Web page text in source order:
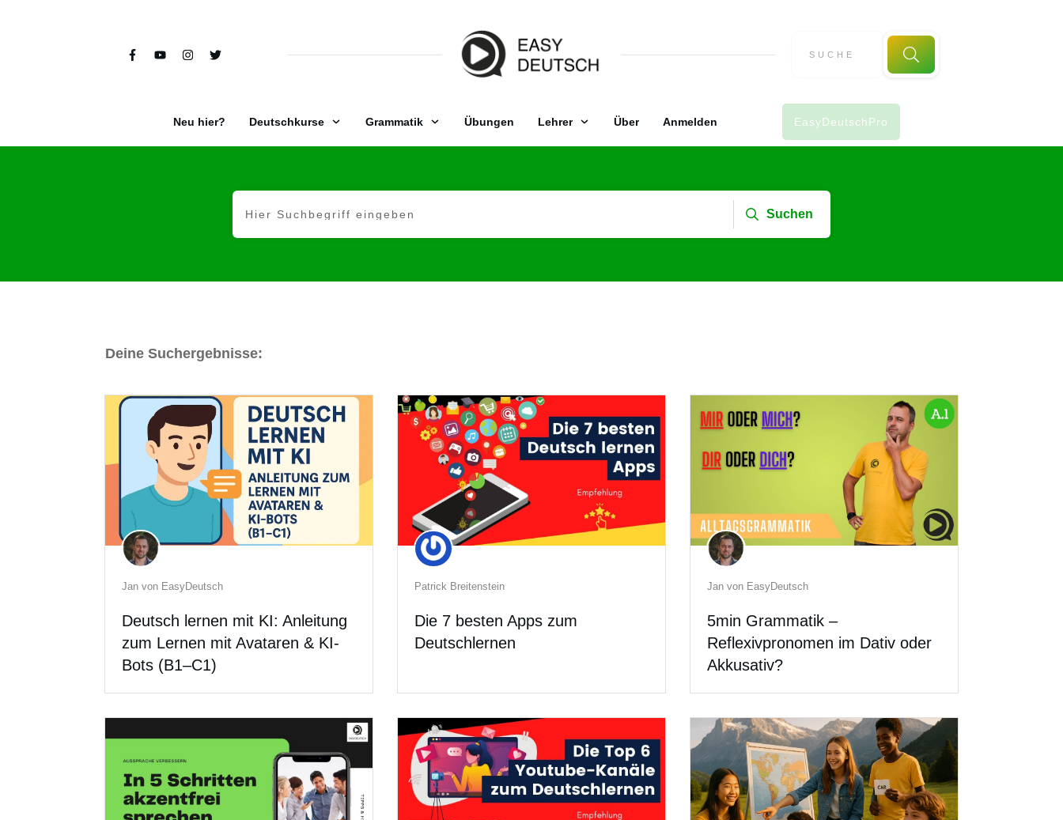
Neu hier? Deutschkurse Grammatik Übungen Lehrer Über Anmelden EasyDeutschPro
Suchen
Deine Suchergebnisse:
Jan von EasyDeutsch
Deutsch lernen mit KI: Anleitung
zum Lernen mit Avataren & KI-
Bots (B1–C1)
Patrick Breitenstein
Die 7 besten Apps zum
Deutschlernen
Jan von EasyDeutsch
5min Grammatik –
Reflexivpronomen im Dativ oder
Akkusativ?